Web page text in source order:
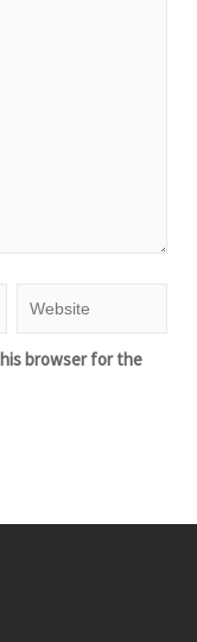
browser for the